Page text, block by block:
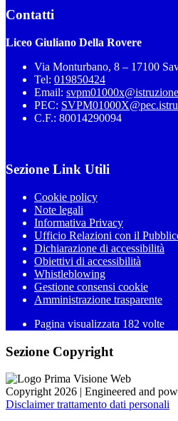
Contatti
Liceo Giuliano Della Rovere
Via Monturbano, 8 – 17100
Tel: 019850424
Email:
PEC:
C.F.: 80014290094
Sezione Link Utili
Cookie policy
Note legali
Informativa Privacy
Ufficio Relazioni con il
Dichiarazione di accessibilità
Obiettivi di accessibilità
Whistleblowing
Gestione consensi cookie
Amministrazione trasparente
Pagina visualizzata 182 volte
Sezione Copyright
Copyright 2026 | Engineered and
Disclaimer trattamento dati personali